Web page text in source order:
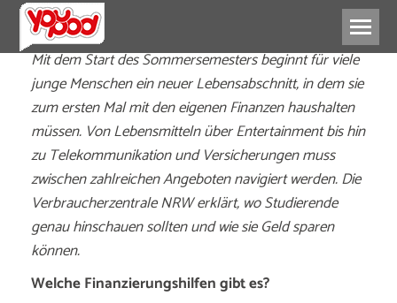
Mit dem Start des Sommersemesters beginnt für viele
junge Menschen ein neuer Lebensabschnitt, in dem sie
zum ersten Mal mit den eigenen Finanzen haushalten
müssen. Von Lebensmitteln über Entertainment bis hin
zu Telekommunikation und Versicherungen muss
zwischen zahlreichen Angeboten navigiert werden. Die
Verbraucherzentrale NRW erklärt, wo Studierende
genau hinschauen sollten und wie sie Geld sparen
können.
Welche Finanzierungshilfen gibt es?